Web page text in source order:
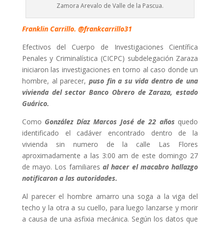
Zamora Arevalo de Valle de la Pascua.
Franklin Carrillo. @frankcarrillo31
Efectivos del Cuerpo de Investigaciones Científica
Penales y Criminalística (CICPC) subdelegación Zaraza
iniciaron las investigaciones en torno al caso donde un
hombre, al parecer,puso fin a su vida dentro de una
vivienda del sector Banco Obrero de Zaraza, estado
Guárico.
Como González Díaz Marcos José de 22 años quedo
identificado el cadáver encontrado dentro de la
vivienda sin numero de la calle Las Flores
aproximadamente a las 3:00 am de este domingo 27
de mayo. Los familiares al hacer el macabro hallazgo
notificaron a las autoridades.
Al parecer el hombre amarro una soga a la viga del
techo y la otra a su cuello, para luego lanzarse y morir
a causa de una asfixia mecánica. Según los datos que